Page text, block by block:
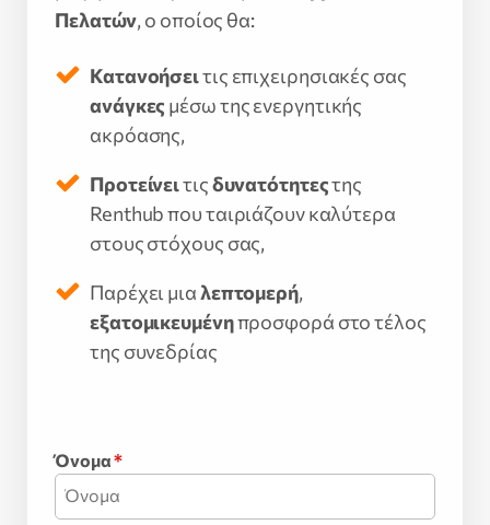
Πελατών, ο οποίος θα:
Κατανοήσειτις επιχειρησιακές σας
ανάγκες μέσω της ενεργητικής
ακρόασης,
Προτείνειτιςδυνατότητεςτης
Renthub που ταιριάζουν καλύτερα
στους στόχους σας,
Παρέχει μια λεπτομερή,
εξατομικευμένηπροσφορά στο τέλος
της συνεδρίας
Όνομα*